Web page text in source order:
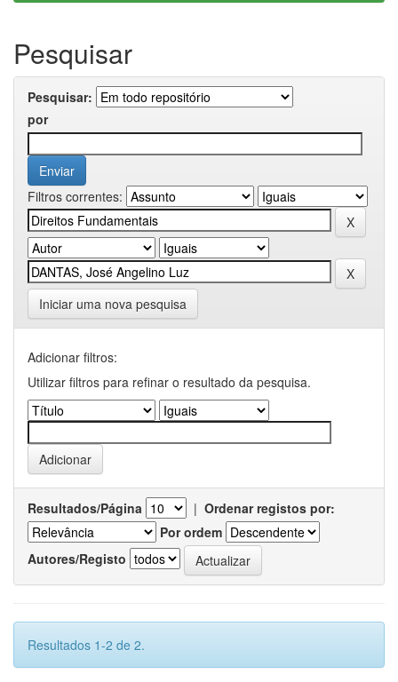
Pesquisar
Pesquisar:
por
Filtros correntes:
Iniciar uma nova pesquisa
Adicionar filtros:
Utilizar filtros para refinar o resultado da pesquisa.
Resultados/Página | Ordenar registos por:
Por ordem
Autores/Registo
Resultados 1-2 de 2.